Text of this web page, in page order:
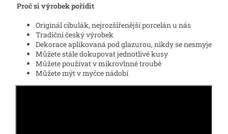
Proč si výrobek pořídit
Originál cibulák, nejrozšířenější porcelán u nás
Tradiční český výrobek
Dekorace aplikovaná pod glazurou, nikdy se nesmyje
Můžete stále dokupovat jednotlivé kusy
Můžete používat v mikrovlnné troubě
Můžete mýt v myčce nádobí